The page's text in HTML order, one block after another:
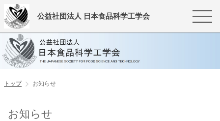
公益社団法人 日本食品科学工学会
トップ お知らせ
お知らせ